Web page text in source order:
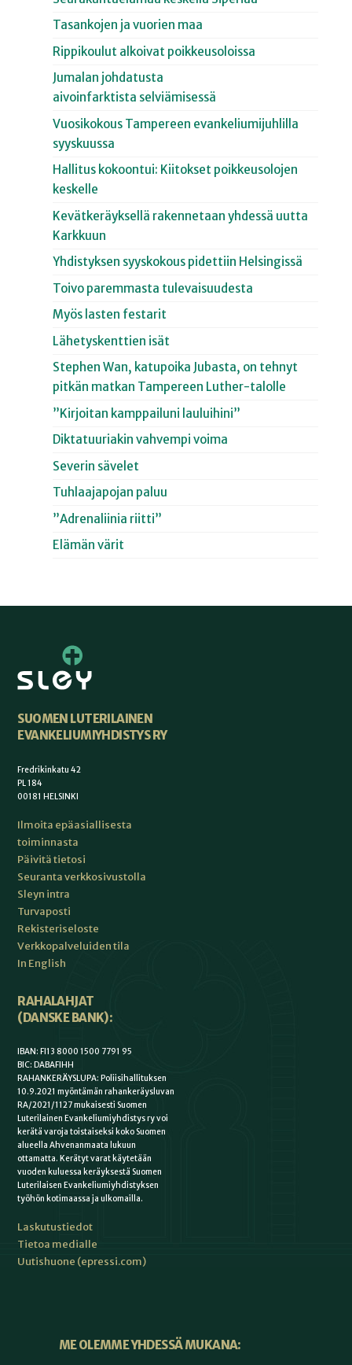
Tasankojen ja vuorien maa
Rippikoulut alkoivat poikkeusoloissa
Jumalan johdatusta
aivoinfarktista selviämisessä
Vuosikokous Tampereen evankeliumijuhlilla
syyskuussa
Hallitus kokoontui: Kiitokset poikkeusolojen
keskelle
Kevätkeräyksellä rakennetaan yhdessä uutta
Karkkuun
Yhdistyksen syyskokous pidettiin Helsingissä
Toivo paremmasta tulevaisuudesta
Myös lasten festarit
Lähetyskenttien isät
Stephen Wan, katupoika Jubasta, on tehnyt
pitkän matkan Tampereen Luther-talolle
”Kirjoitan kamppailuni lauluihini”
Diktatuuriakin vahvempi voima
Severin sävelet
Tuhlaajapojan paluu
”Adrenaliinia riitti”
Elämän värit
SUOMEN LUTERILAINEN
EVANKELIUMIYHDISTYS RY
Fredrikinkatu 42
PL 184
00181 HELSINKI
Ilmoita epäasiallisesta
toiminnasta
Päivitä tietosi
Seuranta verkkosivustolla
Sleyn intra
Turvaposti
Rekisteriseloste
Verkkopalveluiden tila
In English
RAHALAHJAT
(DANSKE BANK):
IBAN: FI13 8000 1500 7791 95
BIC: DABAFIHH
RAHANKERÄYSLUPA: Poliisihallituksen
10.9.2021 myöntämän rahankeräysluvan
RA/2021/1127 mukaisesti Suomen
Luterilainen Evankeliumiyhdistys ry voi
kerätä varoja toistaiseksi koko Suomen
alueella Ahvenanmaata lukuun
ottamatta. Kerätyt varat käytetään
vuoden kuluessa keräyksestä Suomen
Luterilaisen Evankeliumiyhdistyksen
työhön kotimaassa ja ulkomailla.
Laskutustiedot
Tietoa medialle
Uutishuone (epressi.com)
ME OLEMME YHDESSÄ MUKANA: